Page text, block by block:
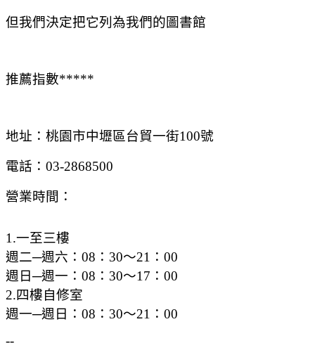
但我們決定把它列為我們的圖書館
推薦指數*****
地址：桃園市中壢區台貿一街100號
電話：03-2868500
營業時間：
1.一至三樓
週二─週六：08：30～21：00
週日─週一：08：30～17：00
2.四樓自修室
週一─週日：08：30～21：00
--